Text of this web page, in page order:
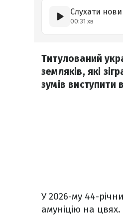
Слухати
00:31 хв
Титулований
земляків, які
зумів виступити
У 2026-му 44-
амуніцію на цвях.